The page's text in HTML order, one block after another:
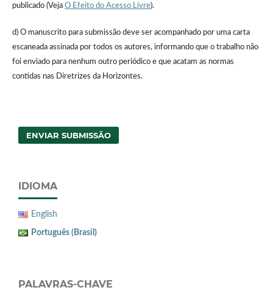
publicado (Veja O Efeito do Acesso Livre).
d) O manuscrito para submissão deve ser acompanhado por uma carta
escaneada assinada por todos os autores, informando que o trabalho não
foi enviado para nenhum outro periódico e que acatam as normas
contidas nas Diretrizes da Horizontes.
ENVIAR SUBMISSÃO
IDIOMA
English
Português (Brasil)
PALAVRAS-CHAVE